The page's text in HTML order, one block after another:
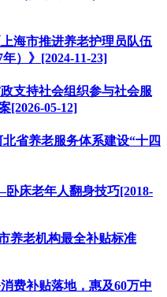
海市推进养老护理员队伍
）》[2024-11-23]
支持社会组织参与社会服
[2026-05-12]
省养老服务体系建设“十四
床老年人翻身技巧[2018-
养老机构最全补贴标准
费补贴落地，惠及60万中